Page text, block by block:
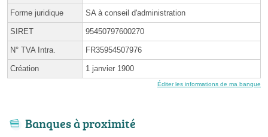
Forme juridique SA à conseil d'administration
SIRET 95450797600270
N° TVA Intra. FR35954507976
Création 1 janvier 1900
Éditer les informations de ma banque
Banques à proximité